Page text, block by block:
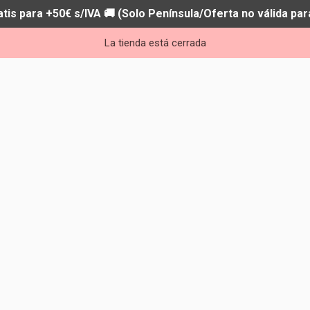
para +50€ s/IVA 🚚 (Solo Península/Oferta no válida
La tienda está cerrada